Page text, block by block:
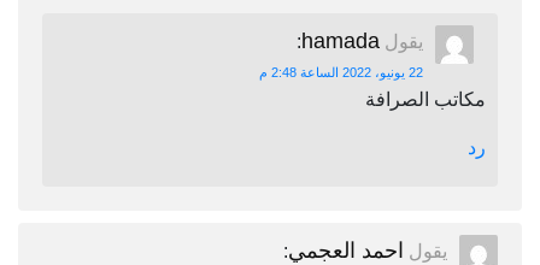
يقول hamada
:
22 يونيو، 2022 الساعة 2:48 م
مكاتب الصرافة
رد
يقول احمد العجمي: